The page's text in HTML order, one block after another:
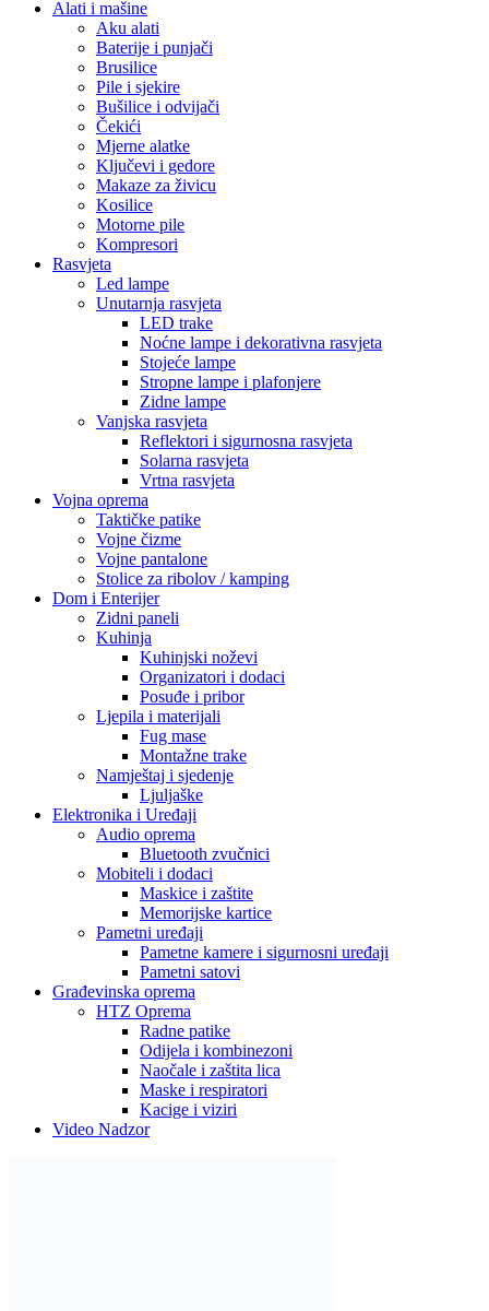
LED trake
Noćne lampe i dekorativna rasvjeta
Stojeće lampe
Stropne lampe i plafonjere
Zidne lampe
Vanjska rasvjeta
Reflektori i sigurnosna rasvjeta
Solarna rasvjeta
Vrtna rasvjeta
Vojna oprema
Taktičke patike
Vojne čizme
Vojne pantalone
Stolice za ribolov / kamping
Dom i Enterijer
Zidni paneli
Kuhinja
Kuhinjski noževi
Organizatori i dodaci
Posuđe i pribor
Ljepila i materijali
Fug mase
Montažne trake
Namještaj i sjedenje
Ljuljaške
Elektronika i Uređaji
Audio oprema
Bluetooth zvučnici
Mobiteli i dodaci
Maskice i zaštite
Memorijske kartice
Pametni uređaji
Pametne kamere i sigurnosni uređaji
Pametni satovi
Građevinska oprema
HTZ Oprema
Radne patike
Odijela i kombinezoni
Naočale i zaštita lica
Maske i respiratori
Kacige i viziri
Video Nadzor
Alati i mašine
Aku alati
Baterije i punjači
Brusilice
Pile i sjekire
Bušilice i odvijači
Čekići
Mjerne alatke
Ključevi i gedore
Makaze za živicu
Kosilice
Motorne pile
Kompresori